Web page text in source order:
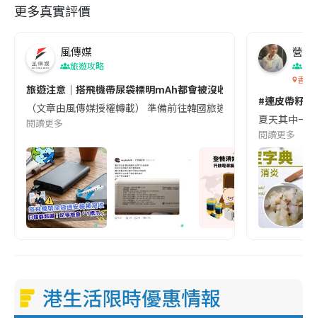
更多真實評價
風傳媒
旅遊攻略
旅遊注意｜搭飛機帶尿袋標明mAh都會被沒收😱出發前切記檢查
（文章由風傳媒授權轉載） 準備前往韓國旅遊的民眾，近期要
閱讀更多
營養
香港
#連皮帶籽
夏天其中一
閱讀更多
港生活限時優惠情報